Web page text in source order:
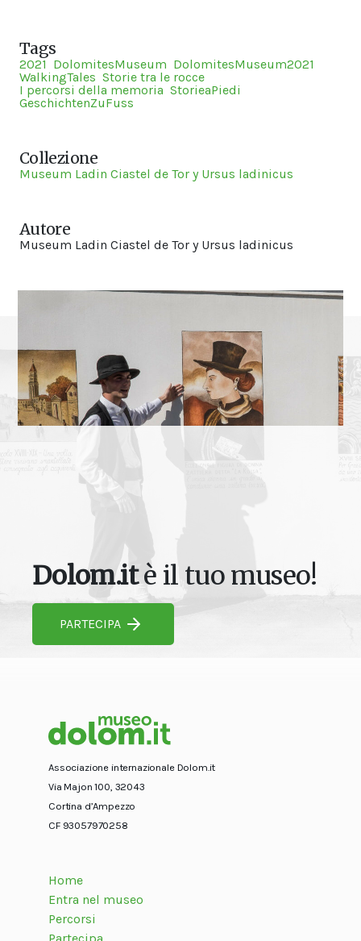
Tags
2021 DolomitesMuseum DolomitesMuseum2021
WalkingTales Storie tra le rocce
I percorsi della memoria StorieaPiedi
GeschichtenZuFuss
Collezione
Museum Ladin Ciastel de Tor y Ursus ladinicus
Autore
Museum Ladin Ciastel de Tor y Ursus ladinicus
Dolom.itè il tuo museo!
PARTECIPA
Associazione internazionale Dolom.it
Via Majon 100, 32043
Cortina d’Ampezzo
CF 93057970258
Home
Entra nel museo
Percorsi